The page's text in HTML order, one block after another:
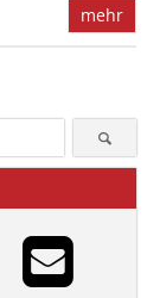
mehr